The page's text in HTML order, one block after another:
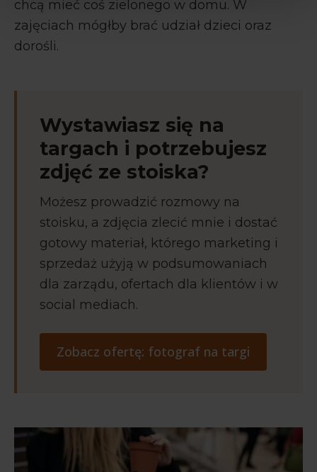
chcą mieć coś zielonego w domu. W
zajęciach mógłby brać udział dzieci oraz
dorośli.
Wystawiasz się na
targach i potrzebujesz
zdjęć ze stoiska?
Możesz prowadzić rozmowy na
stoisku, a zdjęcia zlecić mnie i dostać
gotowy materiał, którego marketing i
sprzedaż użyją w podsumowaniach
dla zarządu, ofertach dla klientów i w
social mediach.
Zobacz ofertę: fotograf na targi